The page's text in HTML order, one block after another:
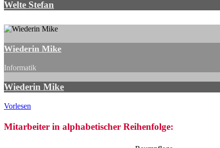
Welte Stefan
Wiederin Mike
Informatik
Wiederin Mike
Vorlesen
Mitarbeiter in alphabetischer Reihenfolge: